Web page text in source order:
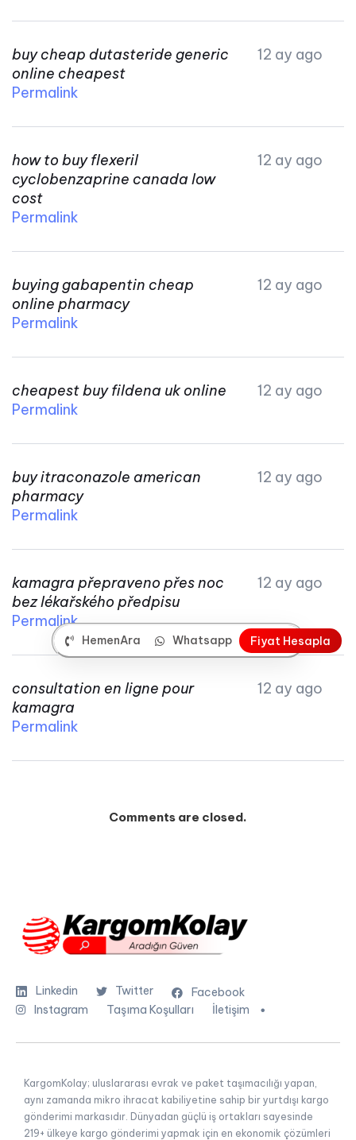
HemenAra Whatsapp Fiyat Hesapla
buy cheap dutasteride generic
online cheapest
12 ay ago
Permalink
how to buy flexeril
cyclobenzaprine canada low
cost
12 ay ago
Permalink
buying gabapentin cheap
online pharmacy
12 ay ago
Permalink
cheapest buy fildena uk online
12 ay ago
Permalink
buy itraconazole american
pharmacy
12 ay ago
Permalink
kamagra přepraveno přes noc
bez lékařského předpisu
12 ay ago
Permalink
consultation en ligne pour
kamagra
12 ay ago
Permalink
Comments are closed.
Linkedin Twitter
Facebook
Instagram
Taşıma Koşulları İletişim
KargomKolay; uluslararası evrak ve paket taşımacılığı yapan,
aynı zamanda mikro ihracat kabiliyetine sahip bir yurtdışı kargo
gönderimi markasıdır. Dünyadan güçlü iş ortakları sayesinde
219+ ülkeye kargo gönderimi yapmak için en ekonomik çözümleri